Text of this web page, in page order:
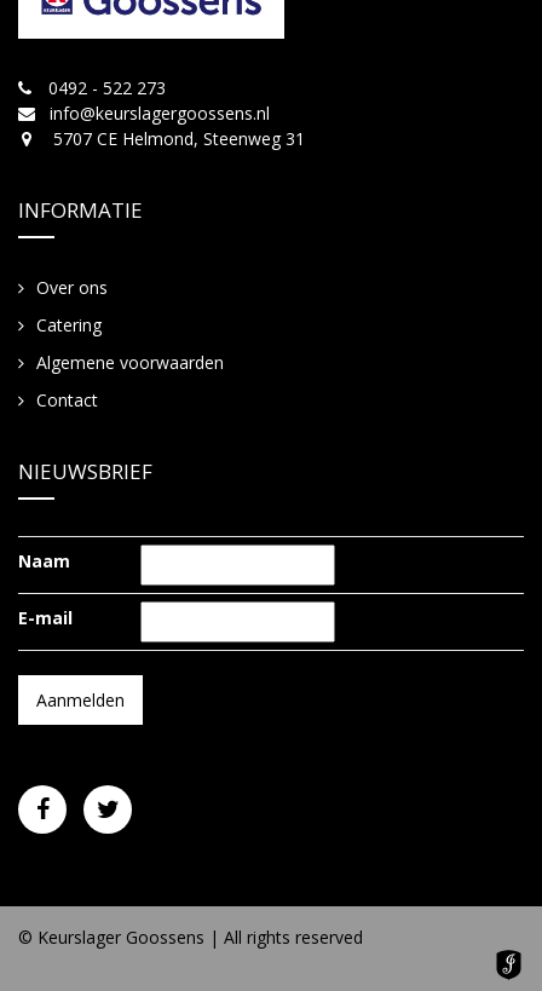
0492 - 522 273
info@keurslagergoossens.nl
5707 CE Helmond, Steenweg 31
INFORMATIE
Over ons
Catering
Algemene voorwaarden
Contact
NIEUWSBRIEF
Naam
E-mail
© Keurslager Goossens | All rights reserved